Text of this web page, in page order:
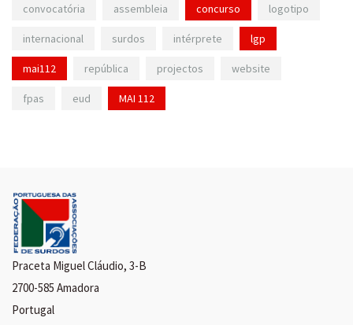
convocatória assembleia concurso logotipo
internacional surdos intérprete lgp
mai112 república projectos website
fpas eud MAI 112
Praceta Miguel Cláudio, 3-B
2700-585 Amadora
Portugal